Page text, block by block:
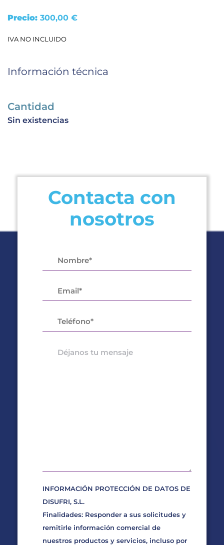
Precio: 300,00 €
IVA NO INCLUIDO
Información técnica
Cantidad
Sin existencias
Contacta con
nosotros
INFORMACIÓN PROTECCIÓN DE DATOS DE
DISUFRI, S.L.
Finalidades: Responder a sus solicitudes y
remitirle información comercial de
nuestros productos y servicios, incluso por